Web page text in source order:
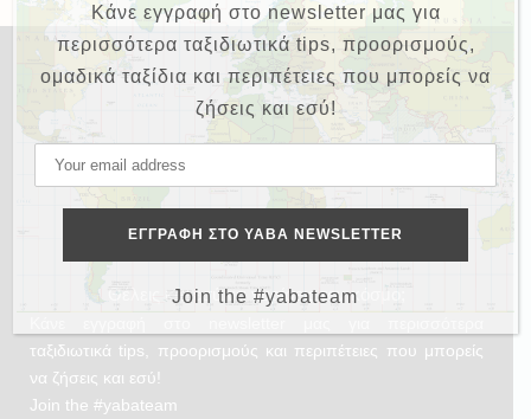
NEWSLETTER
Θέλεις και εσύ να γυρίσεις τον κόσμο;
ταξιδιωτικά tips, προορισμούς και περιπέτειες που μπορείς
να ζήσεις και εσύ!
Join the #yabateam
Κάνε εγγραφή στο newsletter μας για
περισσότερα ταξιδιωτικά tips, προορισμούς,
ομαδικά ταξίδια και περιπέτειες που μπορείς να
ζήσεις και εσύ!
Join the #yabateam